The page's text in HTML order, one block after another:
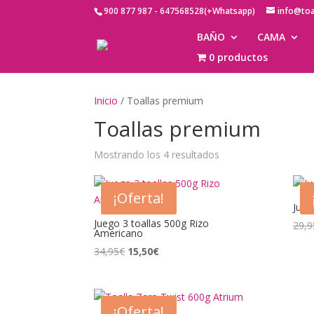
900 877 987 - 647568528(+Whatsapp)
BAÑO CAMA
0 productos
Inicio / Toallas premium
Toallas premium
Mostrando los 4 resultados
¡Oferta!
Juego 3 toallas 500g Rizo
Americano
34,95€ El
era:
15,50€El
es: